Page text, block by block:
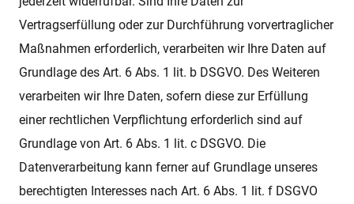
Vertragserfüllung oder zur Durchführung vorvertraglicher
Maßnahmen erforderlich, verarbeiten wir Ihre Daten auf
Grundlage des Art. 6 Abs. 1 lit. b DSGVO. Des Weiteren
verarbeiten wir Ihre Daten, sofern diese zur Erfüllung
einer rechtlichen Verpflichtung erforderlich sind auf
Grundlage von Art. 6 Abs. 1 lit. c DSGVO. Die
Datenverarbeitung kann ferner auf Grundlage unseres
berechtigten Interesses nach Art. 6 Abs. 1 lit. f DSGVO